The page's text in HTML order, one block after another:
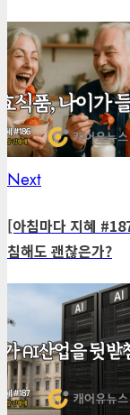
NextNext
[아침마다 지혜
침해도 괜찮은가?